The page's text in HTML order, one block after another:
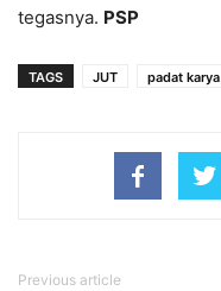
tegasnya. PSP
TAGS JUT padat karya
Previous article